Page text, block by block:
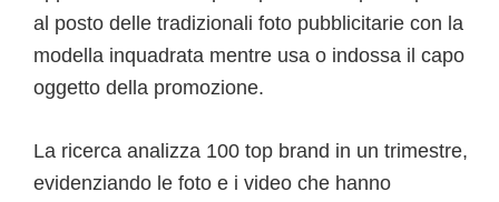
al posto delle tradizionali foto pubblicitarie con la
modella inquadrata mentre usa o indossa il capo
oggetto della promozione.
La ricerca analizza 100 top brand in un trimestre,
evidenziando le foto e i video che hanno